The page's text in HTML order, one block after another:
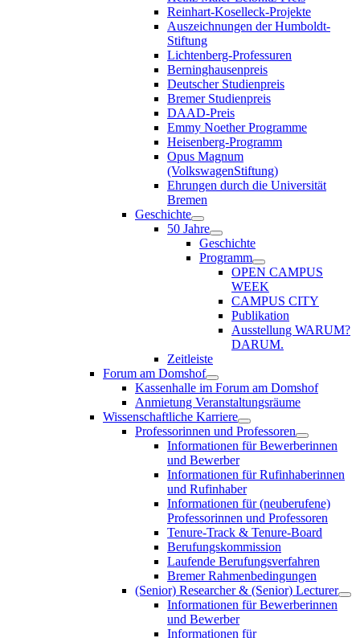
Reinhart-Koselleck-Projekte
Auszeichnungen der Humboldt-
Stiftung
Lichtenberg-Professuren
Berninghausenpreis
Deutscher Studienpreis
Bremer Studienpreis
DAAD-Preis
Emmy Noether Programme
Heisenberg-Programm
Opus Magnum
(VolkswagenStiftung)
Ehrungen durch die Universität
Bremen
Geschichte
50 Jahre
Geschichte
Programm
OPEN CAMPUS
WEEK
CAMPUS CITY
Publikation
Ausstellung WARUM?
DARUM.
Zeitleiste
Forum am Domshof
Kassenhalle im Forum am Domshof
Anmietung Veranstaltungsräume
Wissenschaftliche Karriere
Professorinnen und Professoren
Informationen für Bewerberinnen
und Bewerber
Informationen für Rufinhaberinnen
und Rufinhaber
Informationen für (neuberufene)
Professorinnen und Professoren
Tenure-Track & Tenure-Board
Berufungskommission
Laufende Berufungsverfahren
Bremer Rahmenbedingungen
(Senior) Researcher & (Senior) Lecturer
Informationen für Bewerberinnen
und Bewerber
Informationen für